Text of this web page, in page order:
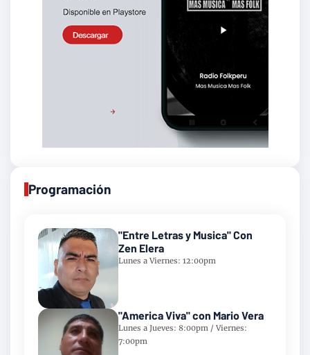
Programación
"Entre Letras y Musica" Con
Zen Elera
Lunes a Viernes: 12:00pm
"America Viva" con Mario Vera
Lunes a Jueves: 8:00pm / Viernes:
7:00pm